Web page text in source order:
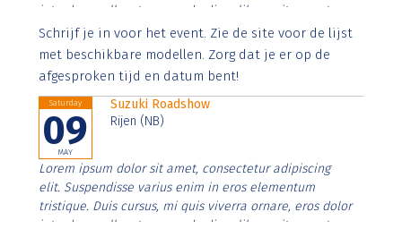
interdum nulla, ut commodo diam libero vitae erat.
Aenean faucibus nibh et justo cursus id rutrum lorem
imperdiet. Nunc ut sem vitae risus tristique posuere.
Schrijf je in voor het event. Zie de site voor de lijst
met beschikbare modellen. Zorg dat je er op de
afgesproken tijd en datum bent!
Saturday
09
MAY
Suzuki Roadshow
Rijen (NB)
Lorem ipsum dolor sit amet, consectetur adipiscing
elit. Suspendisse varius enim in eros elementum
tristique. Duis cursus, mi quis viverra ornare, eros dolor
interdum nulla, ut commodo diam libero vitae erat.